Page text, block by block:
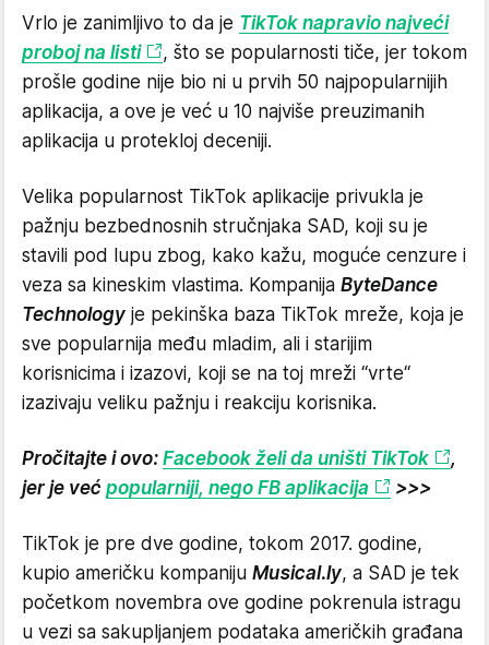
Vrlo je zanimljivo to da je TikTok napravio najveći
proboj na listi
, što se popularnosti tiče, jer tokom
prošle godine nije bio ni u prvih 50 najpopularnijih
aplikacija, a ove je već u 10 najviše preuzimanih
aplikacija u protekloj deceniji.
Velika popularnost TikTok aplikacije privukla je
pažnju bezbednosnih stručnjaka SAD, koji su je
stavili pod lupu zbog, kako kažu, moguće cenzure i
veza sa kineskim vlastima. Kompanija ByteDance
Technology je pekinška baza TikTok mreže, koja je
sve popularnija među mladim, ali i starijim
korisnicima i izazovi, koji se na toj mreži “vrte“
izazivaju veliku pažnju i reakciju korisnika.
Pročitajte i ovo: Facebook želi da uništi TikTok
,
jer je već popularniji, nego FB aplikacija >>>
TikTok je pre dve godine, tokom 2017. godine,
kupio američku kompaniju Musical.ly, a SAD je tek
početkom novembra ove godine pokrenula istragu
u vezi sa sakupljanjem podataka američkih građana